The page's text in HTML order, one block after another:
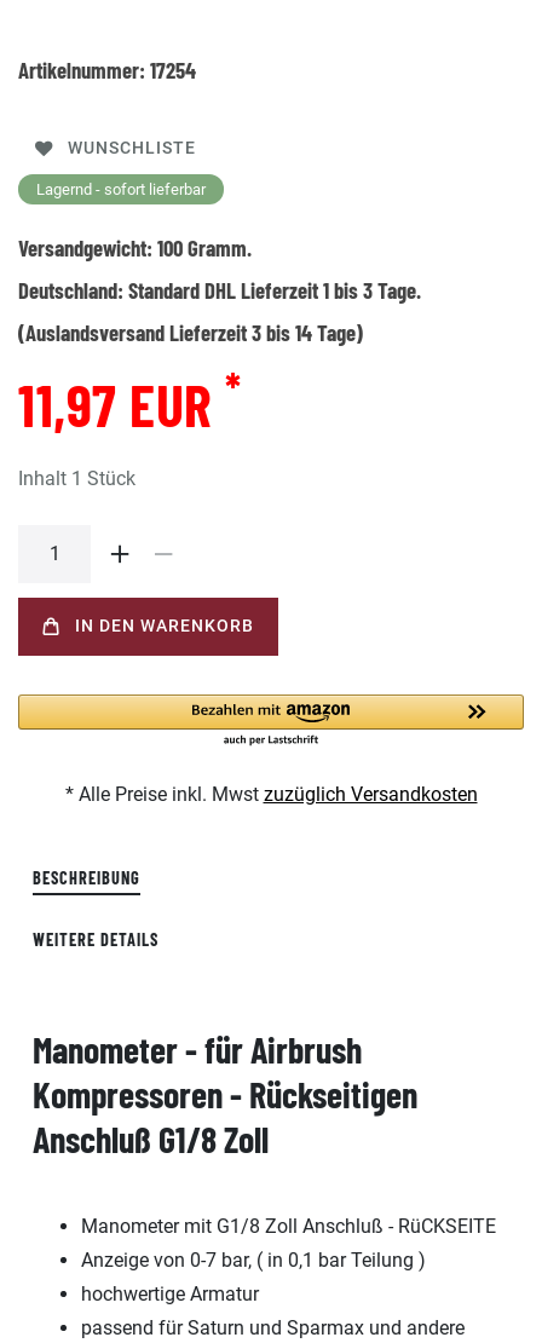
Artikelnummer: 17254
WUNSCHLISTE
Lagernd - sofort lieferbar
Versandgewicht: 100Gramm.
Deutschland: Standard DHL Lieferzeit 1 bis 3 Tage.
(Auslandsversand Lieferzeit 3 bis 14 Tage)
11,97 EUR *
Inhalt 1 Stück
IN DEN WARENKORB
* Alle Preise inkl. Mwst zuzüglich Versandkosten
BESCHREIBUNG
WEITERE DETAILS
Manometer - für Airbrush
Kompressoren - Rückseitigen
Anschluß G1/8 Zoll
Manometer mit G1/8 Zoll Anschluß - RüCKSEITE
Anzeige von 0-7 bar, ( in 0,1 bar Teilung )
hochwertige Armatur
passend für Saturn und Sparmax und andere